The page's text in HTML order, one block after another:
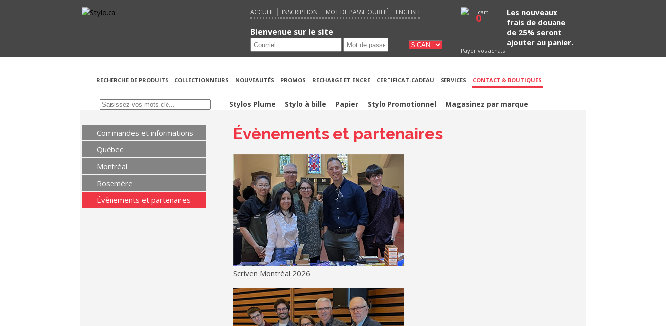
ACCUEIL INSCRIPTION MOT DE PASSE OUBLIÉ ENGLISH
Bienvenue sur le site
Payer vos achats
0
Les nouveaux
frais de douane
de 25% seront
ajouter au panier.
RECHERCHE DE PRODUITS COLLECTIONNEURS NOUVEAUTÉS PROMOS RECHARGE ET ENCRE CERTIFICAT-CADEAU SERVICES CONTACT & BOUTIQUES
Stylos Plume Stylo à bille Papier Stylo Promotionnel Magasinez par marque
Commandes et informations
Québec
Montréal
Rosemère
Évènements et partenaires
Évènements et partenaires
Scriven Montréal 2026